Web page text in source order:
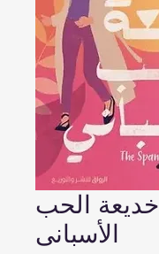
خديعة الحب
الأسبانى